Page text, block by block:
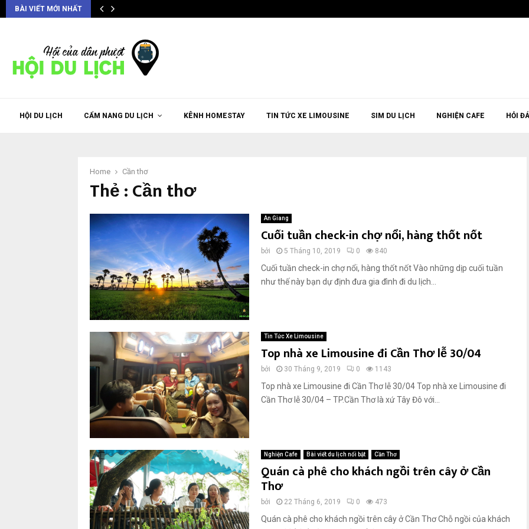
BÀI VIẾT MỚI NHẤT
HỘI DU LỊCH CẨM NANG DU LỊCH KÊNH HOMESTAY TIN TỨC XE LIMOUSINE SIM DU LỊCH NGHIỆN CAFE HỎI
Home Cần thơ
Thẻ : Cần thơ
An Giang
Cuối tuần check-in chợ nổi, hàng thốt nốt
bởi 5 Tháng 10, 2019 0 840
Cuối tuần check-in chợ nổi, hàng thốt nốt Vào những dịp cuối tuần
như thế này bạn dự định đưa gia đình đi du lịch...
Tin Tức Xe Limousine
Top nhà xe Limousine đi Cần Thơ lễ 30/04
bởi 30 Tháng 9, 2019 0 1143
Top nhà xe Limousine đi Cần Thơ lễ 30/04 Top nhà xe Limousine đi
Cần Thơ lễ 30/04 – TP.Cần Thơ là xứ Tây Đô với...
Nghiện Cafe Bài viết du lịch nổi bật Cần Thơ
Quán cà phê cho khách ngồi trên cây ở Cần
Thơ
bởi 22 Tháng 6, 2019 0 473
Quán cà phê cho khách ngồi trên cây ở Cần Thơ Chỗ ngồi của khách